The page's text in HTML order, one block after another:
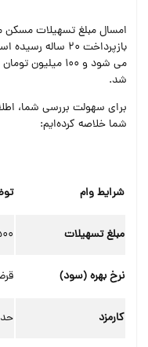
برای سهولت بررسی شما،
شما خلاصه کرده‌ایم:
شرایط وام
مبلغ تسهیلات
نرخ بهره (سود) قرض
کارمزد حداکثر 4%